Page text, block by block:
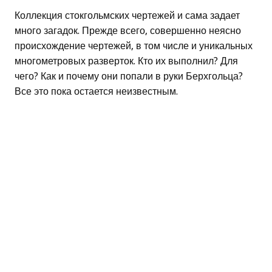
Коллекция стокгольмских чертежей и сама задает
много загадок. Прежде всего, совершенно неясно
происхождение чертежей, в том числе и уникальных
многометровых разверток. Кто их выполнил? Для
чего? Как и почему они попали в руки Берхгольца?
Все это пока остается неизвестным.